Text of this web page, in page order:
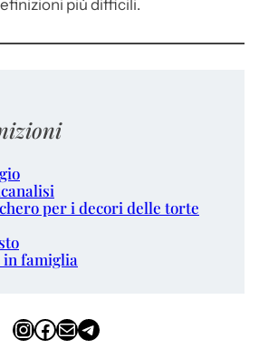
più difficili.
per i decori delle torte
in famiglia
InstagramFacebook Email Telegram